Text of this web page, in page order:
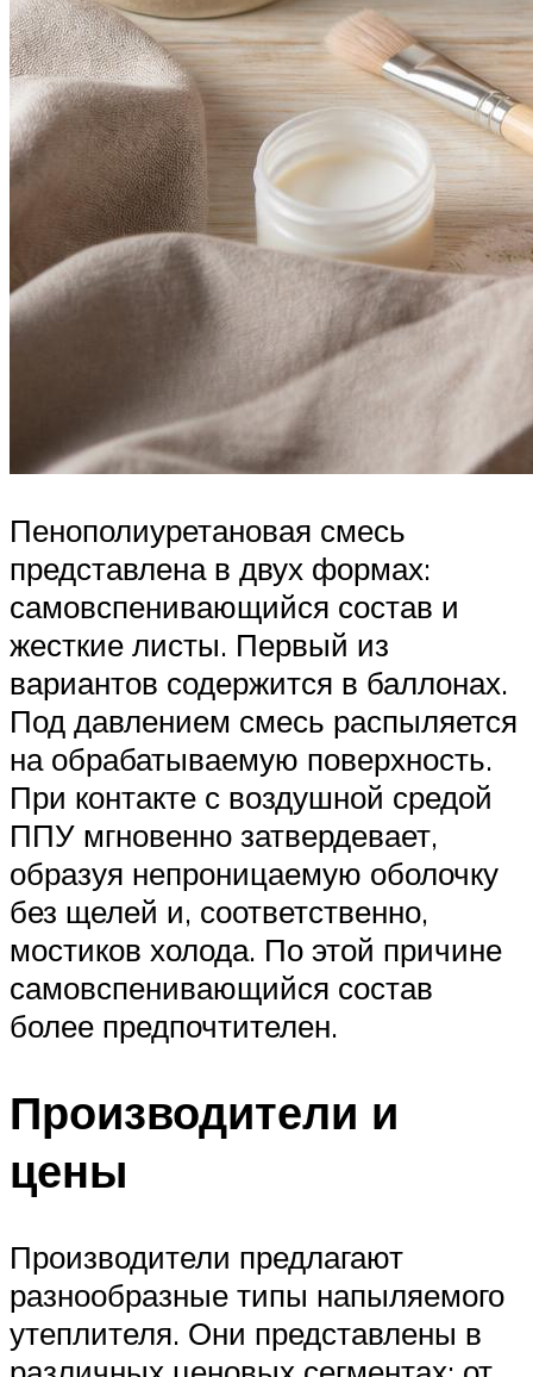
Пенополиуретановая смесь
представлена в двух формах:
самовспенивающийся состав и
жесткие листы. Первый из
вариантов содержится в баллонах.
Под давлением смесь распыляется
на обрабатываемую поверхность.
При контакте с воздушной средой
ППУ мгновенно затвердевает,
образуя непроницаемую оболочку
без щелей и, соответственно,
мостиков холода. По этой причине
самовспенивающийся состав
более предпочтителен.
Производители и
цены
Производители предлагают
разнообразные типы напыляемого
утеплителя. Они представлены в